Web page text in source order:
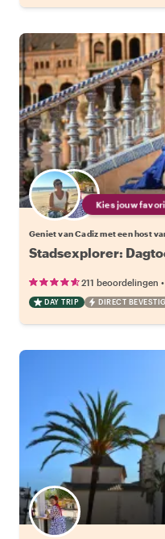
Kies jouw
Geniet van Cadiz met een host
Stadsexplorer:
211 beoordelingen •
DAY TRIP DIRECT